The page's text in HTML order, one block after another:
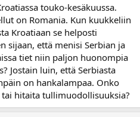
touko-kesäkuussa.
on Romania. Kun kuukkeliin
Kroatiaan se helposti
sijaan, että menisi Serbian ja
tiet niin paljon huonompia
Jostain luin, että Serbiasta
on hankalampaa. Onko
hitaita tullimuodollisuuksia?